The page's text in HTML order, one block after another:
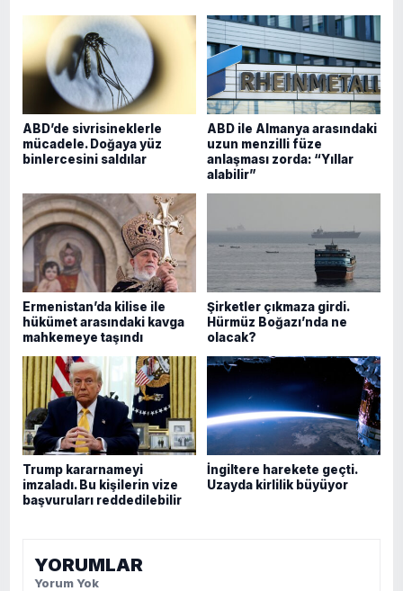
ABD’de sivrisineklerle
mücadele. Doğaya yüz
binlercesini saldılar
ABD ile Almanya arasındaki
uzun menzilli füze
anlaşması zorda: “Yıllar
alabilir”
Ermenistan’da kilise ile
hükümet arasındaki kavga
mahkemeye taşındı
Şirketler çıkmaza girdi.
Hürmüz Boğazı’nda ne
olacak?
Trump kararnameyi
imzaladı. Bu kişilerin vize
başvuruları reddedilebilir
İngiltere harekete geçti.
Uzayda kirlilik büyüyor
YORUMLAR
Yorum Yok